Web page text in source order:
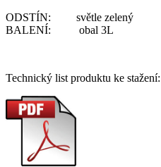
ODSTÍN: světle zelený
BALENÍ: obal 3L
Technický list produktu ke stažení: